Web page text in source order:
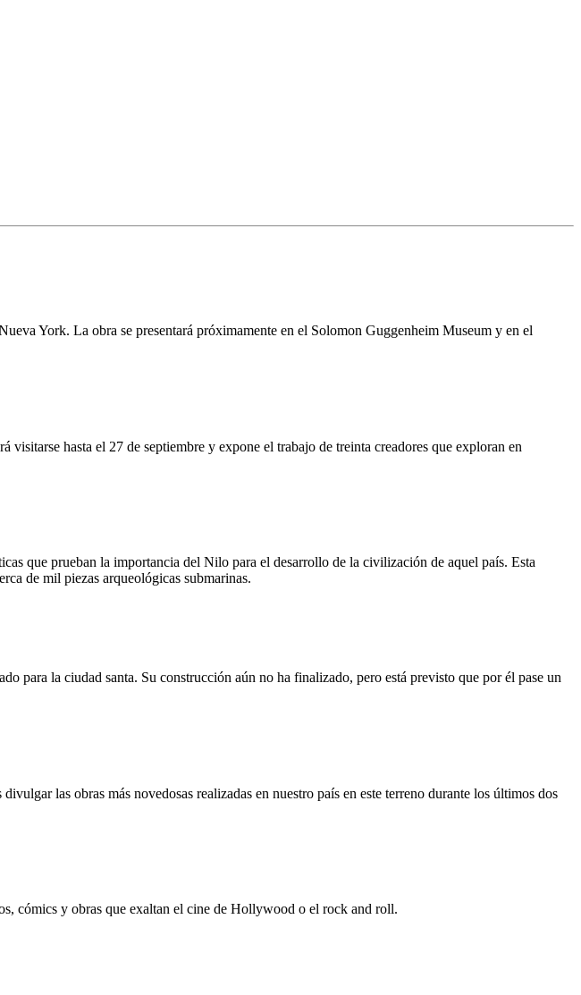
York. La obra se presentará próximamente en el Solomon Guggenheim Museum y en el
hasta el 27 de septiembre y expone el trabajo de treinta creadores que exploran en
que prueban la importancia del Nilo para el desarrollo de la civilización de aquel país. Esta
de mil piezas arqueológicas submarinas.
para la ciudad santa. Su construcción aún no ha finalizado, pero está previsto que por él pase un
las obras más novedosas realizadas en nuestro país en este terreno durante los últimos dos
cómics y obras que exaltan el cine de Hollywood o el rock and roll.